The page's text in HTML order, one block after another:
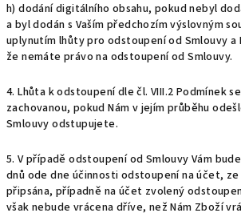
h) dodání digitálního obsahu, pokud nebyl
a byl dodán s Vaším předchozím výslovným
uplynutím lhůty pro odstoupení od Smlouvy a
že nemáte právo na odstoupení od Smlouvy.
4. Lhůta k odstoupení dle čl. VIII.2 Podmínek
zachovanou, pokud Nám v jejím průběhu
Smlouvy odstupujete.
5. V případě odstoupení od Smlouvy Vám
dnů ode dne účinnosti odstoupení na účet,
připsána, případně na účet zvolený
však nebude vrácena dříve, než Nám Zboží